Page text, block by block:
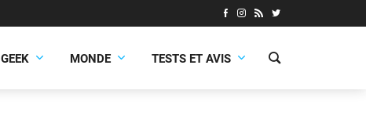
GEEK MONDE TESTS ET AVIS